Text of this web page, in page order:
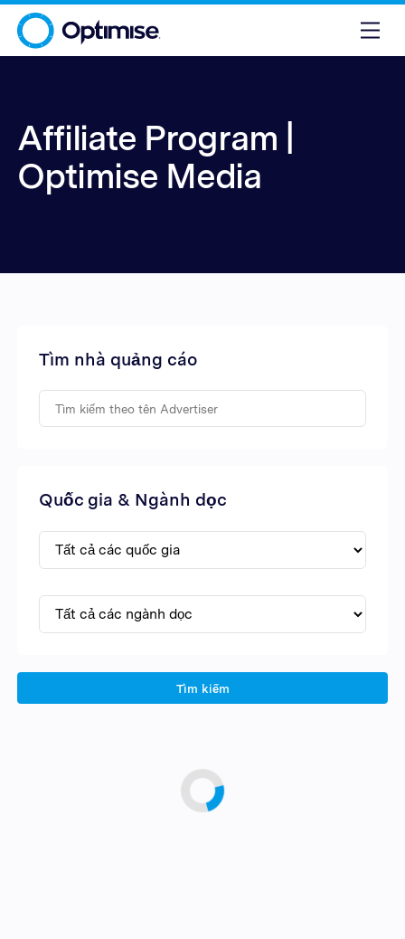
Affiliate Program |
Optimise Media
Tìm nhà quảng cáo
Quốc gia & Ngành dọc
Tìm kiếm